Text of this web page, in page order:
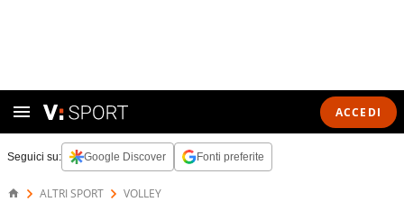
ACCEDI
Seguici su: Google Discover Fonti preferite
ALTRI SPORT VOLLEY